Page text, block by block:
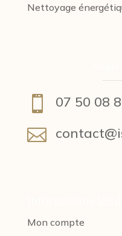
Nettoyage
 07 50 08

Mon compte